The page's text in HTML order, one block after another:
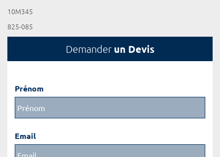
10M345
825-085
Demander un Devis
Prénom
Email